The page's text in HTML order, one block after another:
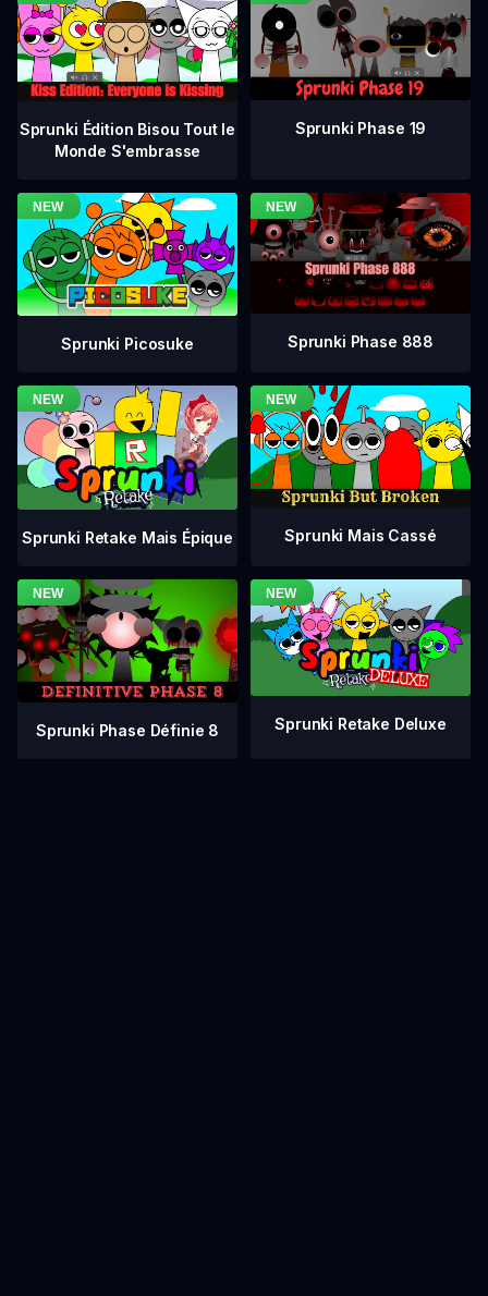
Sprunki Édition Bisou Tout le
Monde S'embrasse
Sprunki Phase 19
Sprunki Picosuke Sprunki Phase 888
Sprunki Retake Mais Épique Sprunki Mais Cassé
Sprunki Phase Définie 8 Sprunki Retake Deluxe